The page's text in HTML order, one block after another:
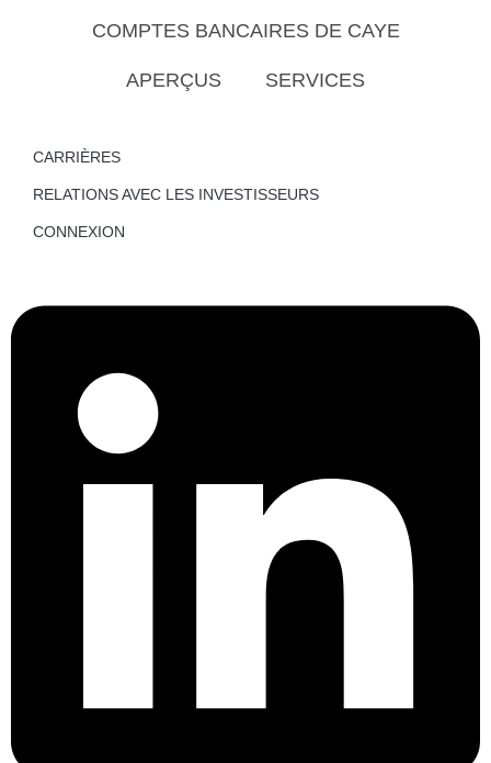
COMPTES BANCAIRES DE CAYE
APERÇUS SERVICES
CARRIÈRES
RELATIONS AVEC LES INVESTISSEURS
CONNEXION